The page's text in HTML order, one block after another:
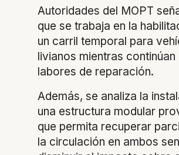
Autoridades del MOPT
que se trabaja en la
un carril temporal para
livianos mientras continúan
labores de reparación.
Además, se analiza la
una estructura modular
que permita recuperar
la circulación en ambos